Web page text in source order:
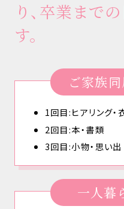
り、卒業まで
す。
ご家族
1回目:ヒアリング・
2回目:本・書類
3回目:小物・思い出
一人暮